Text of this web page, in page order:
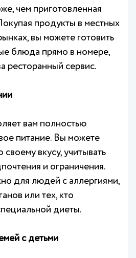
чем приготовленная
продукты в местных
вы можете готовить
блюда прямо в номере,
ресторанный сервис.
вам полностью
питание. Вы можете
вкусу, учитывать
и ограничения.
для людей с аллергиями,
или тех, кто
диеты.
с детьми